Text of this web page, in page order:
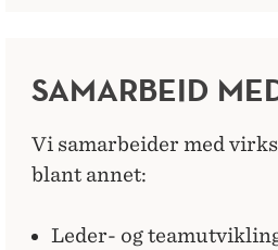
SAMARBEID
Vi samarbeider med
blant annet:
Leder- og